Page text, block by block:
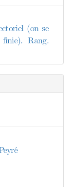
(on se
Rang.